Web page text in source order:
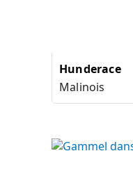
Hunderace
Malinois